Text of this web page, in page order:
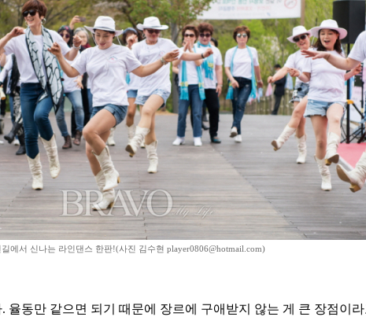
에서 신나는 라인댄스 한판!(사진 김수현 player0806@hotmail.com)
동만 같으면 되기 때문에 장르에 구애받지 않는 게 큰 장점이